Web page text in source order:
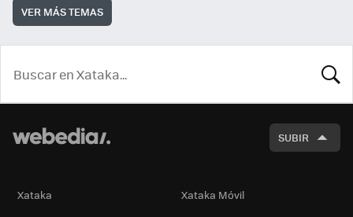
VER MÁS TEMAS
SUBIR
Xataka
Xataka Móvil